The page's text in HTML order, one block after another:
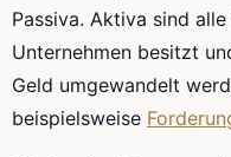
Passiva. Aktiva sind
Unternehmen besitzt
Geld umgewandelt
beispielsweise